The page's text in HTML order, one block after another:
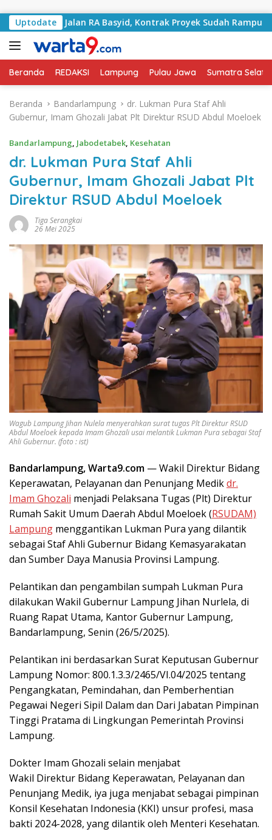
Uptodate
Jalan RA Basyid, Kontrak Proyek Sudah Rampung
Beranda REDAKSI Lampung Pulau Jawa Sumatra
Beranda Bandarlampung
dr. Lukman Pura Staf Ahli
Gubernur, Imam Ghozali Jabat Plt Direktur RSUD Abdul Moeloek
Bandarlampung, Jabodetabek, Kesehatan
dr. Lukman Pura Staf Ahli
Gubernur, Imam Ghozali Jabat Plt
Direktur RSUD Abdul Moeloek
Tiga Serangkai
26 Mei 2025
Wagub Lampung Jihan Nulela menyerahkan surat tugas Plt Direktur RSUD
Abdul Moeloek kepada Imam Ghozali usai melantik Lukman Pura sebagai Staf
Ahli Gubernur. (foto : ist)
Bandarlampung, Warta9.com — Wakil Direktur Bidang
Keperawatan, Pelayanan dan Penunjang Medikdr.
Imam Ghozali menjadi Pelaksana Tugas (Plt) Direktur
Rumah Sakit Umum Daerah Abdul Moeloek (RSUDAM)
Lampung menggantikan Lukman Pura yang dilantik
sebagai Staf Ahli Gubernur Bidang Kemasyarakatan
dan Sumber Daya Manusia Provinsi Lampung.
Pelantikan dan pengambilan sumpah Lukman Pura
dilakukan Wakil Gubernur Lampung Jihan Nurlela, di
Ruang Rapat Utama, Kantor Gubernur Lampung,
Bandarlampung, Senin (26/5/2025).
Pelantikan ini berdasarkan Surat Keputusan Gubernur
Lampung Nomor: 800.1.3.3/2465/VI.04/2025 tentang
Pengangkatan, Pemindahan, dan Pemberhentian
Pegawai Negeri Sipil Dalam dan Dari Jabatan Pimpinan
Tinggi Pratama di Lingkungan Pemerintah Provinsi
Lampung.
Dokter Imam Ghozali selain menjabat
Wakil Direktur Bidang Keperawatan, Pelayanan dan
Penunjang Medik, iya juga menjabat sebagai pimpinan
Konsil Kesehatan Indonesia (KKI) unsur profesi, masa
bakti 2024-2028, yang dilantik oleh Menteri Kesehatan.